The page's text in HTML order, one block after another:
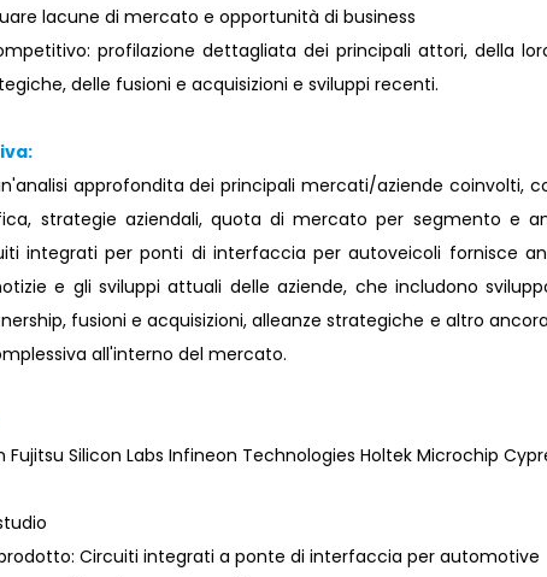
lacune di mercato e opportunità di business
profilazione dettagliata dei principali attori, della
delle fusioni e acquisizioni e sviluppi recenti.
approfondita dei principali mercati/aziende coinvolti,
strategie aziendali, quota di mercato per segmento e
integrati per ponti di interfaccia per autoveicoli fornisce
e gli sviluppi attuali delle aziende, che includono
fusioni e acquisizioni, alleanze strategiche e altro
all'interno del mercato.
Fujitsu Silicon Labs Infineon Technologies Holtek Microchip
prodotto: Circuiti integrati a ponte di interfaccia per automotive